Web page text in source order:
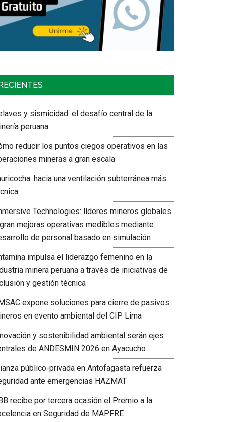
RECIENTES
y sismicidad: el desafío central de la
peruana
reducir los puntos ciegos operativos en las
mineras a gran escala
hacia una ventilación subterránea más
Technologies: líderes mineros globales
mejoras operativas medibles mediante
de personal basado en simulación
impulsa el liderazgo femenino en la
minera peruana a través de iniciativas de
y gestión técnica
expone soluciones para cierre de pasivos
en evento ambiental del CIP Lima
y sostenibilidad ambiental serán ejes
de ANDESMIN 2026 en Ayacucho
público-privada en Antofagasta refuerza
ante emergencias HAZMAT
recibe por tercera ocasión el Premio a la
en Seguridad de MAPFRE